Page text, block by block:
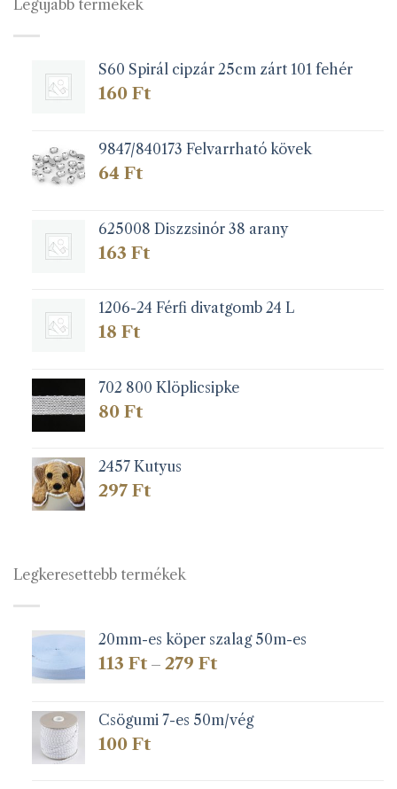
Legújabb termékek
S60 Spirál cipzár 25cm zárt 101 fehér
160 Ft
9847/840173 Felvarrható kövek
64 Ft
625008 Diszzsinór 38 arany
163 Ft
1206-24 Férfi divatgomb 24 L
18 Ft
702 800 Klöplicsipke
80 Ft
2457 Kutyus
297 Ft
Legkeresettebb termékek
20mm-es köper szalag 50m-es
113 Ft – 279 FtÁrtartomány:
279 Ft
Csögumi 7-es 50m/vég
100 Ft